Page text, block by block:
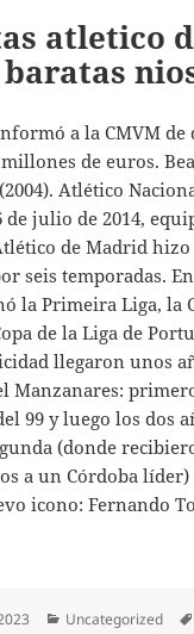
atletico
a la CMVM de
de euros.
Atlético
de julio de 2014,
de Madrid
seis temporadas.
la Primeira Liga, la
de la Liga de
llegaron unos
Manzanares:
99 y luego los dos
(donde
a un Córdoba líder)
icono: Fernando
Categorías
Uncategorized